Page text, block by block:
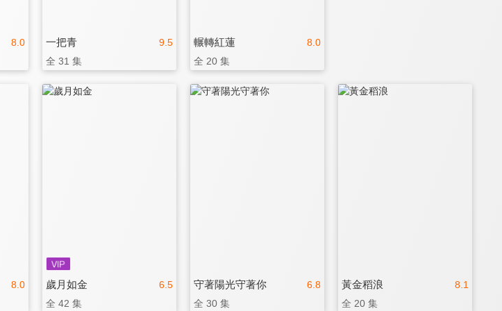
8.0 9.5
一把青
全 31 集
8.0
輾轉紅蓮
全 20 集
8.0 6.5
歲月如金
全 42 集
6.8
守著陽光守著你
全 30 集
8.1
黃金稻浪
全 20 集